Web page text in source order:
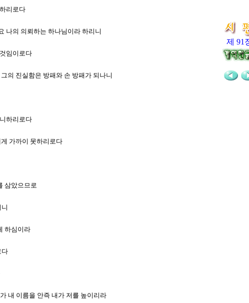
제 91
리로다
나의 의뢰하는 하나님이라 하리니
임이로다
의 진실함은 방패와 손 방패가 되나니
하리로다
가까이 못하리로다
삼았으므로
하심이라
다
내 이름을 안즉 내가 저를 높이리라